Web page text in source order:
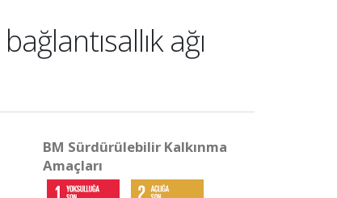
ağı
BM Sürdürülebilir Kalkınma
Amaçları